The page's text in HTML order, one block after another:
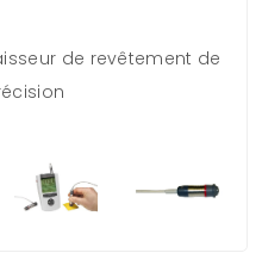
de revêtement de